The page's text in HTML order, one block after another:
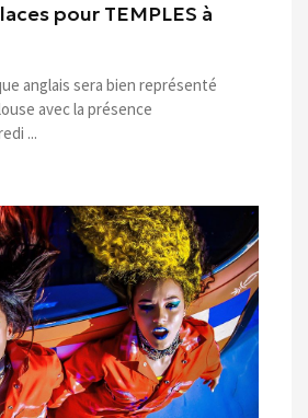
pour TEMPLES à
anglais sera bien représenté
avec la présence
...